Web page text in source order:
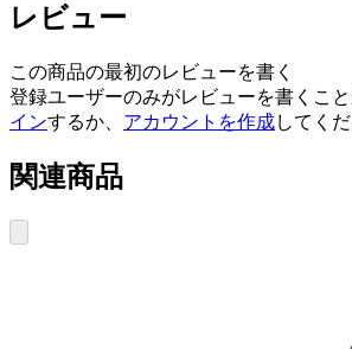
レビュー
この商品の最初のレビューを書く
登録ユーザーのみがレビューを書くこ
インするか、 アカウントを作成してく
関連商品